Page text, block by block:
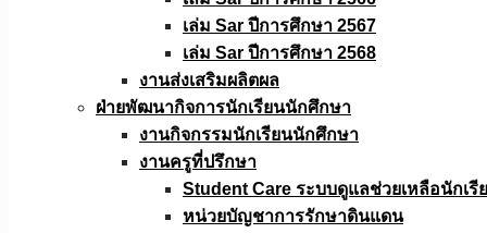
เล่ม Sar ปีการศึกษา 2567
เล่ม Sar ปีการศึกษา 2568
งานส่งเสริมผลิตผล
ฝ่ายพัฒนากิจการนักเรียนนักศึกษา
งานกิจกรรมนักเรียนนักศึกษา
งานครูที่ปรึกษา
Student Care ระบบดูแลช่วยเหลือนักเรี
หน่วยบัญชาการรักษาดินแดน